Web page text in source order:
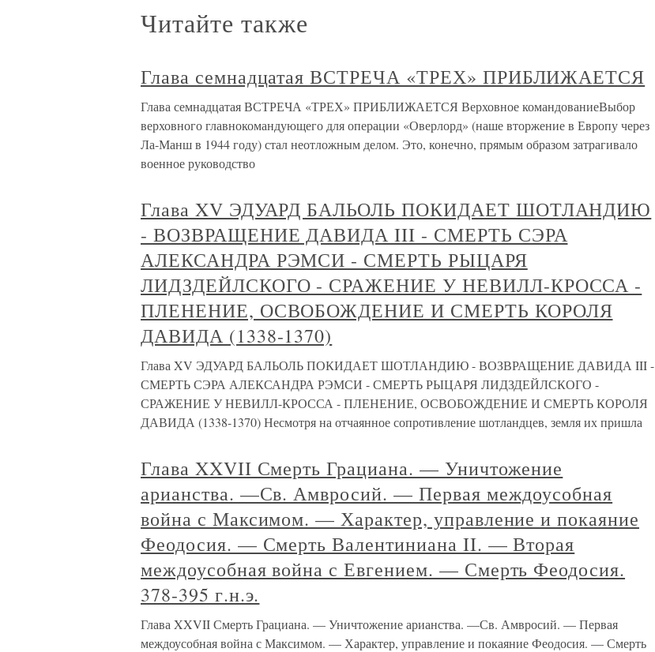
Читайте также
Глава семнадцатая ВСТРЕЧА «ТРЕХ» ПРИБЛИЖАЕТСЯ
Глава семнадцатая ВСТРЕЧА «ТРЕХ» ПРИБЛИЖАЕТСЯ Верховное командованиеВыбор
верховного главнокомандующего для операции «Оверлорд» (наше вторжение в Европу через
Ла-Манш в 1944 году) стал неотложным делом. Это, конечно, прямым образом затрагивало
военное руководство
Глава XV ЭДУАРД БАЛЬОЛЬ ПОКИДАЕТ ШОТЛАНДИЮ
- ВОЗВРАЩЕНИЕ ДАВИДА III - СМЕРТЬ СЭРА
АЛЕКСАНДРА РЭМСИ - СМЕРТЬ РЫЦАРЯ
ЛИДЗДЕЙЛСКОГО - СРАЖЕНИЕ У НЕВИЛЛ-КРОССА -
ПЛЕНЕНИЕ, ОСВОБОЖДЕНИЕ И СМЕРТЬ КОРОЛЯ
ДАВИДА (1338-1370)
Глава XV ЭДУАРД БАЛЬОЛЬ ПОКИДАЕТ ШОТЛАНДИЮ - ВОЗВРАЩЕНИЕ ДАВИДА III -
СМЕРТЬ СЭРА АЛЕКСАНДРА РЭМСИ - СМЕРТЬ РЫЦАРЯ ЛИДЗДЕЙЛСКОГО -
СРАЖЕНИЕ У НЕВИЛЛ-КРОССА - ПЛЕНЕНИЕ, ОСВОБОЖДЕНИЕ И СМЕРТЬ КОРОЛЯ
ДАВИДА (1338-1370) Несмотря на отчаянное сопротивление шотландцев, земля их пришла
Глава XXVII Смерть Грациана. — Уничтожение
арианства. —Св. Амвросий. — Первая междоусобная
война с Максимом. — Характер, управление и покаяние
Феодосия. — Смерть Валентиниана II. — Вторая
междоусобная война с Евгением. — Смерть Феодосия.
378-395 г.н.э.
Глава XXVII Смерть Грациана. — Уничтожение арианства. —Св. Амвросий. — Первая
междоусобная война с Максимом. — Характер, управление и покаяние Феодосия. — Смерть